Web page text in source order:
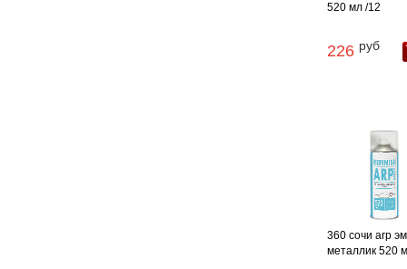
520 мл /12
226 руб
360 сочи arp
металлик 520